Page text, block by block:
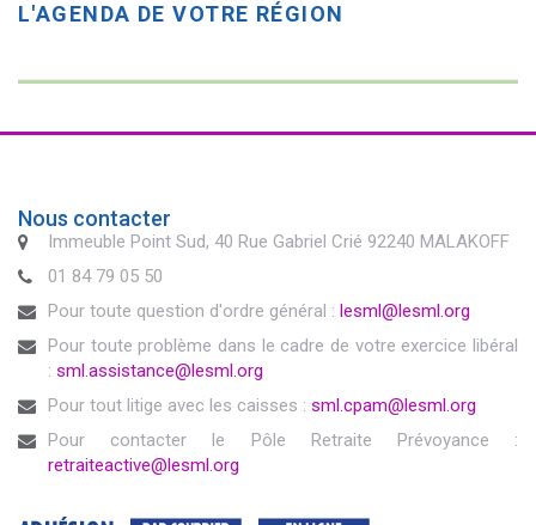
L'AGENDA DE VOTRE RÉGION
Nous contacter
Immeuble Point Sud, 40 Rue Gabriel Crié 92240 MALAKOFF
01 84 79 05 50
Pour toute question d'ordre général : lesml@lesml.org
Pour toute problème dans le cadre de votre exercice libéral
: sml.assistance@lesml.org
Pour tout litige avec les caisses : sml.cpam@lesml.org
Pour contacter le Pôle Retraite Prévoyance :
retraiteactive@lesml.org